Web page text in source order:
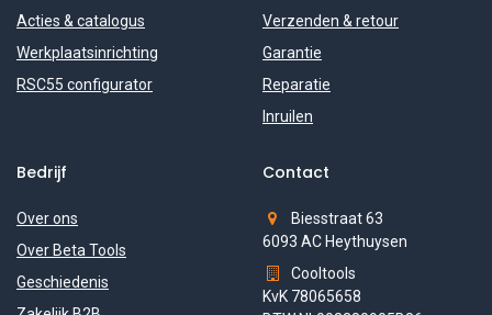
Acties & catalogus
Werkplaatsinrichting
RSC55 configurator
Verzenden & retour
Garantie
Reparatie
Inruilen
Bedrijf
Over ons
Over Beta Tools
Geschiedenis
Contact
Biesstraat 63
6093 AC Heythuysen
Cooltools
KvK 78065658